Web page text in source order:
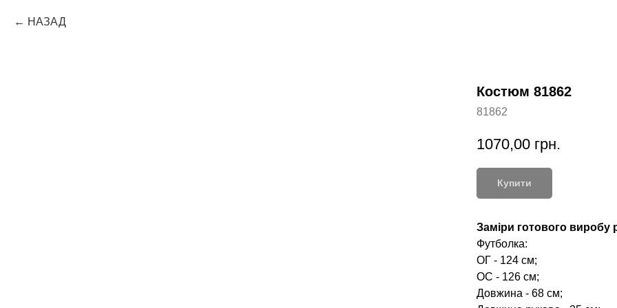
НАЗАД
Костюм 81862
81862
1070,00 грн.
Купити
Заміри готового виробу
Футболка:
ОГ - 124 см;
ОС - 126 см;
Довжина - 68 см;